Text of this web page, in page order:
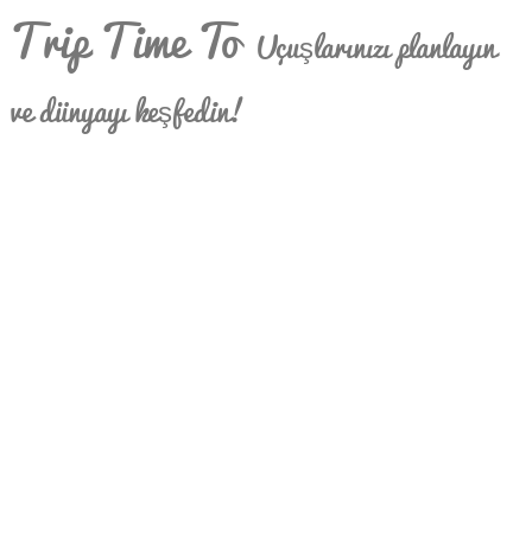
Trip Time To Uçuşlarınızı planlayın
ve dünyayı keşfedin!